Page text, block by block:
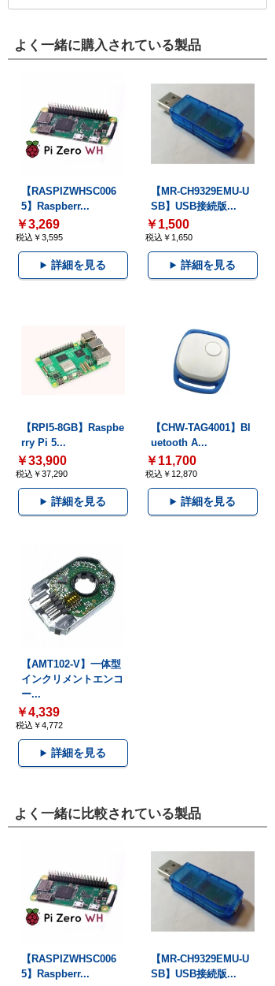
よく一緒に購入されている製品
【RASPIZWHSC006
5】Raspberr...
￥3,269
税込￥3,595
詳細を見る
【MR-CH9329EMU-U
SB】USB接続版...
￥1,500
税込￥1,650
詳細を見る
【RPI5-8GB】Raspbe
rry Pi 5...
￥33,900
税込￥37,290
詳細を見る
【CHW-TAG4001】Bl
uetooth A...
￥11,700
税込￥12,870
詳細を見る
【AMT102-V】一体型
インクリメントエンコ
ー...
￥4,339
税込￥4,772
詳細を見る
よく一緒に比較されている製品
【RASPIZWHSC006
5】Raspberr...
【MR-CH9329EMU-U
SB】USB接続版...